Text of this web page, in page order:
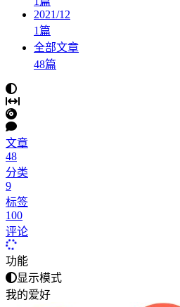
2021/12
1篇
全部文章
48篇
文章
48
分类
9
标签
100
评论
功能
显示模式
我的爱好